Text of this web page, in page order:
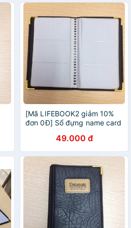
[Mã LIFEBOOK2 giảm 10%
đơn 0Đ] Sổ đựng name card
49.000 đ